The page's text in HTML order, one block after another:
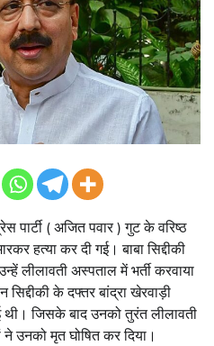
पार्टी ( अजित पवार ) गुट के वरिष्ठ
हत्या कर दी गई। बाबा सिद्दीकी
लीलावती अस्पताल में भर्ती करवाया
सिद्दीकी के दफ्तर बांद्रा खेरवाड़ी
थी। जिसके बाद उनको तुरंत लीलावती
उनको मृत घोषित कर दिया।